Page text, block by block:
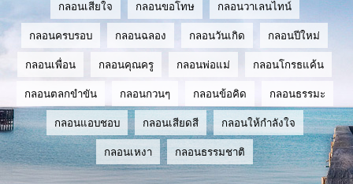
กลอนเสียใจ กลอนขอโทษ กลอนวาเลนไทน์
กลอนครบรอบ กลอนฉลอง กลอนวันเกิด กลอนปีใหม่
กลอนเพื่อน กลอนคุณครู กลอนพ่อแม่ กลอนโกรธแค้น
กลอนตลกขำขัน กลอนกวนๆ กลอนข้อคิด กลอนธรรมะ
กลอนแอบชอบ กลอนเสียดสี กลอนให้กำลังใจ
กลอนเหงา กลอนธรรมชาติ